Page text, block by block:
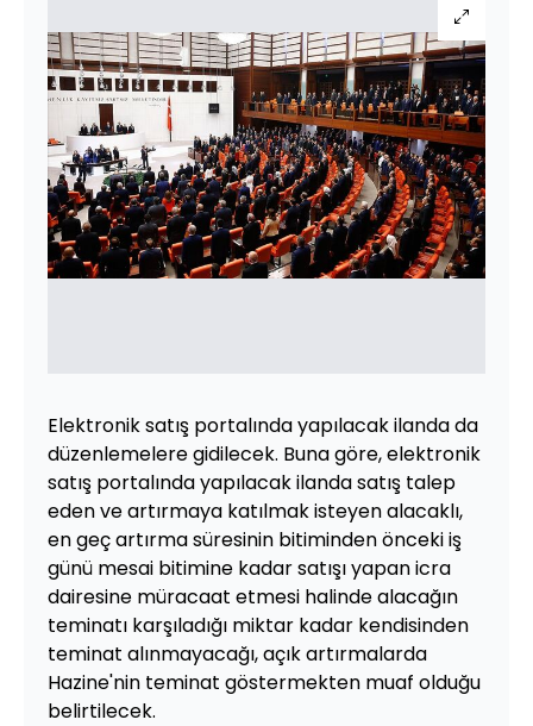
Elektronik satış portalında yapılacak ilanda da
düzenlemelere gidilecek. Buna göre, elektronik
satış portalında yapılacak ilanda satış talep
eden ve artırmaya katılmak isteyen alacaklı,
en geç artırma süresinin bitiminden önceki iş
günü mesai bitimine kadar satışı yapan icra
dairesine müracaat etmesi halinde alacağın
teminatı karşıladığı miktar kadar kendisinden
teminat alınmayacağı, açık artırmalarda
Hazine'nin teminat göstermekten muaf olduğu
belirtilecek.